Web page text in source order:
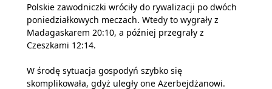
Polskie zawodniczki wróciły do rywalizacji po dwóch
poniedziałkowych meczach. Wtedy to wygrały z
Madagaskarem 20:10, a później przegrały z
Czeszkami 12:14.
W środę sytuacja gospodyń szybko się
skomplikowała, gdyż uległy one Azerbejdżanowi.